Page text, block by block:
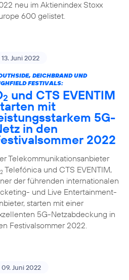
neu im Aktienindex Stoxx
600 gelistet.
13. Juni 2022
DEICHBRAND UND
FESTIVALS:
2 und CTS EVENTIM
mit
5G-
in den
2022
Telekommunikationsanbieter
2Telefónica und CTS EVENTIM,
der führenden internationalen
und Live Entertainment-
starten mit einer
5G-Netzabdeckung in
Festivalsommer 2022.
09. Juni 2022